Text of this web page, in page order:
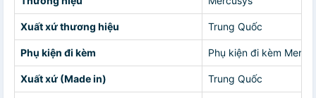
Xuất xứ thương hiệu Trung Quốc
Phụ kiện đi kèm Phụ kiện đi kèm
Xuất xứ (Made in) Trung Quốc